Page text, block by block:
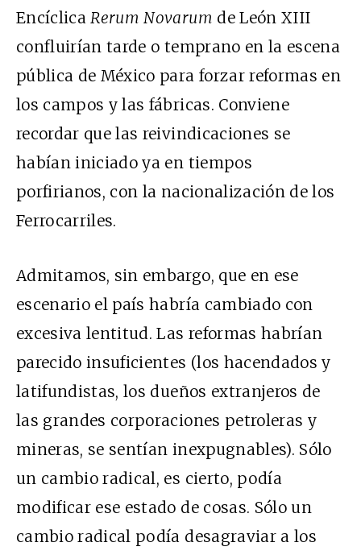
EncíclicaRerum Novarum de León XIII
confluirían tarde o temprano en la escena
pública de México para forzar reformas en
los campos y las fábricas. Conviene
recordar que las reivindicaciones se
habían iniciado ya en tiempos
porfirianos, con la nacionalización de los
Ferrocarriles.
Admitamos, sin embargo, que en ese
escenario el país habría cambiado con
excesiva lentitud. Las reformas habrían
parecido insuficientes (los hacendados y
latifundistas, los dueños extranjeros de
las grandes corporaciones petroleras y
mineras, se sentían inexpugnables). Sólo
un cambio radical, es cierto, podía
modificar ese estado de cosas. Sólo un
cambio radical podía desagraviar a los